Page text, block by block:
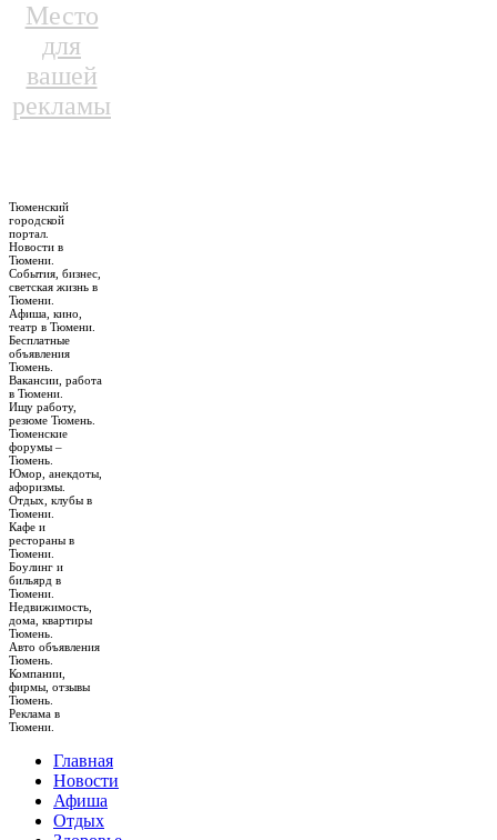
Место
для
вашей
рекламы
Тюменский
городской
портал.
Новости в
Тюмени.
События, бизнес,
светская жизнь в
Тюмени.
Афиша, кино,
театр в Тюмени.
Бесплатные
объявления
Тюмень.
Вакансии, работа
в Тюмени.
Ищу работу,
резюме Тюмень.
Тюменские
форумы –
Тюмень.
Юмор, анекдоты,
афоризмы.
Отдых, клубы в
Тюмени.
Кафе и
рестораны в
Тюмени.
Боулинг и
бильярд в
Тюмени.
Недвижимость,
дома, квартиры
Тюмень.
Авто объявления
Тюмень.
Компании,
фирмы, отзывы
Тюмень.
Реклама в
Тюмени.
Главная
Новости
Афиша
Отдых